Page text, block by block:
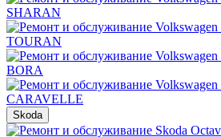
SHARAN
TOURAN
BORA
CARAVELLE
Skoda